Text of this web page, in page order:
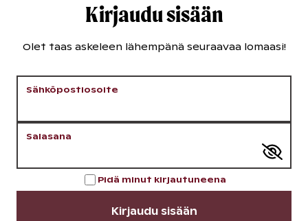
Kirjaudu sisään
Olet taas askeleen lähempänä seuraavaa lomaasi!
Sähköpostiosoite
Salasana
Pidä minut kirjautuneena
Kirjaudu sisään